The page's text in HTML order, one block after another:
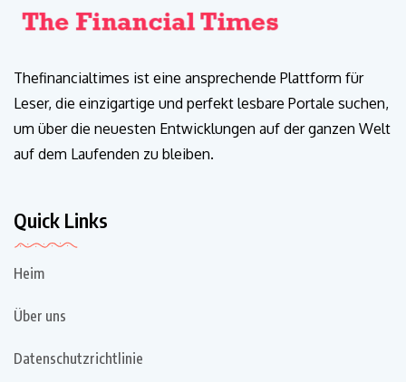
Thefinancialtimes ist eine ansprechende Plattform für
Leser, die einzigartige und perfekt lesbare Portale suchen,
um über die neuesten Entwicklungen auf der ganzen Welt
auf dem Laufenden zu bleiben.
Quick Links
Heim
Über uns
Datenschutzrichtlinie